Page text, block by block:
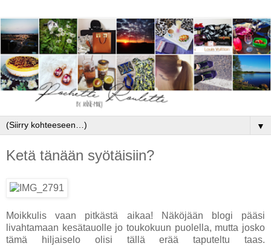
▼
Ketä tänään syötäisiin?
Moikkulis vaan pitkästä aikaa! Näköjään blogi pääsi
livahtamaan kesätauolle jo toukokuun puolella, mutta josko
tämä hiljaiselo olisi tällä erää taputeltu taas.